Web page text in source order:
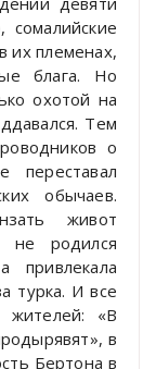
сомалийские
их племенах,
блага. Но
охотой на
Тем
о
обычаев.
живот
не родился
привлекала
турка. И все
жителей: «В
в
Бертона в